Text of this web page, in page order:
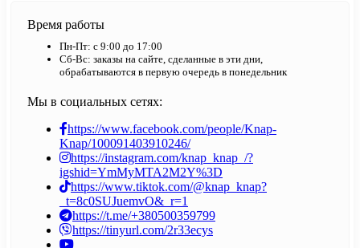
Время работы
Пн-Пт: с 9:00 до 17:00
Сб-Вс: заказы на сайте, сделанные в эти дни,
обрабатываются в первую очередь в понедельник
Мы в социальных сетях:
https://www.facebook.com/people/Knap-
Knap/100091403910246/
https://instagram.com/knap_knap_/?
igshid=YmMyMTA2M2Y%3D
https://www.tiktok.com/@knap_knap?
_t=8c0SUJuemvO&_r=1
https://t.me/+380500359799
https://tinyurl.com/2r33ecys